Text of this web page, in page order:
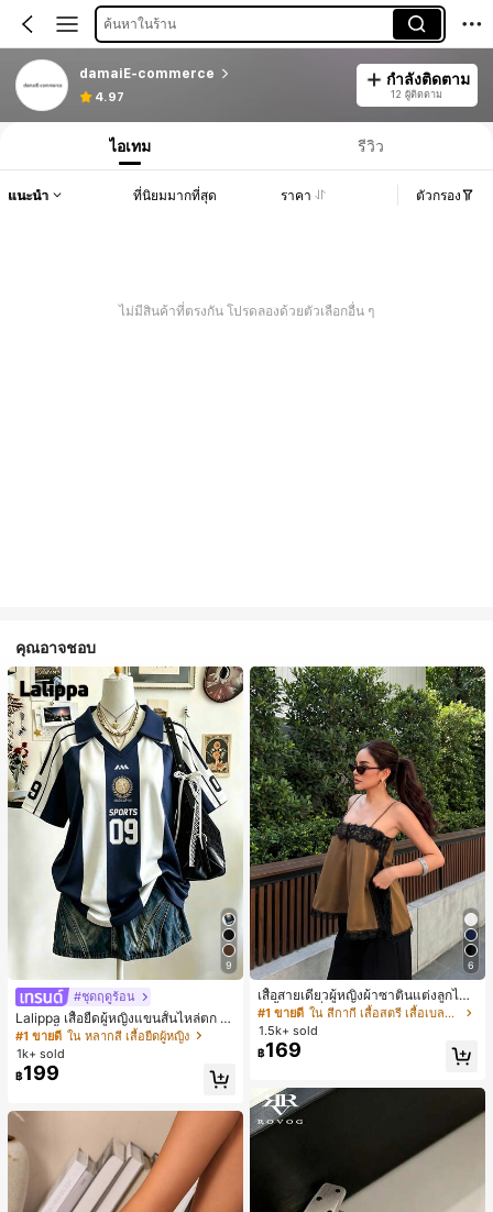
ค้นหาในร้าน
damaiE-commerce
4.97
กำลังติดตาม
12 ผู้ติดตาม
ไอเทม รีวิว
แนะนำ ที่นิยมมากที่สุด ราคา ตัวกรอง
ไม่มีสินค้าที่ตรงกัน โปรดลองด้วยตัวเลือกอื่น ๆ
คุณอาจชอบ
9
#ชุดฤดูร้อน
Lalippa เสื้อยืดผู้หญิงแขนสั้นไหล่ตก ค
อวีปกเสื้อ ลายพิมพ์ดิจิทัลลายทาง สไตล์
สปอร์ตแฟชั่นมินิมอล ของขวัญสำหรับเ
พื่อน
#1 ขายดี ใน หลากสี เสื้อยืดผู้หญิง
1k+ sold
฿199
6
เสื้อสายเดี่ยวผู้หญิงผ้าซาตินแต่งลูกไม้
- เสื้อสายเดี่ยวฤดูร้อนสีคากีมีรอยผ่าด้า
นข้างที่น่าดึงดูดแบบสบายๆ
#1 ขายดี
ใน สีกากี เสื้อสตรี เสื้อเบลาส์ & Tee
1.5k+ sold
฿169